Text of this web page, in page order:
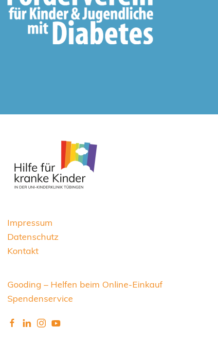
Impressum
Datenschutz
Kontakt
Gooding – Helfen beim Online-Einkauf
Spendenservice